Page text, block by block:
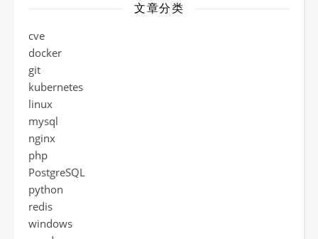
文章分类
cve
docker
git
kubernetes
linux
mysql
nginx
php
PostgreSQL
python
redis
windows